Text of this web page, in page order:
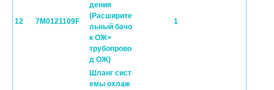
12 7M0121109F
дения
(Расширите
льный бачо
к ОЖ>
трубопрово
д ОЖ)
1
Шланг сист
емы охлаж